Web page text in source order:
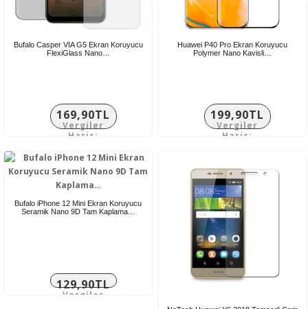
Bufalo Casper VIA G5 Ekran Koruyucu
FlexiGlass Nano…
169,90TL
Vergiler
Hariç:
Huawei P40 Pro Ekran Koruyucu
Polymer Nano Kavisli…
199,90TL
Vergiler
Hariç:
Bufalo iPhone 12 Mini Ekran Koruyucu
Seramik Nano 9D Tam Kaplama…
129,90TL
Vergiler